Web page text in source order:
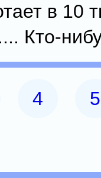
в 10
Кто-
4 5